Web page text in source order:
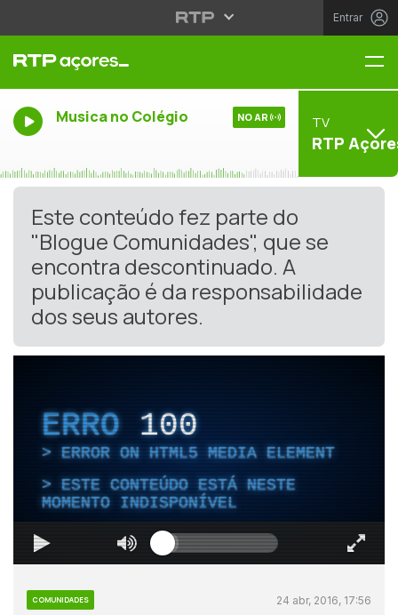
Entrar
Musica no Colégio NO AR TV
RTP
Este conteúdo fez parte do
"Blogue Comunidades", que se
encontra descontinuado. A
publicação é da responsabilidade
dos seus autores.
ERRO 100
ERROR ON HTML5 MEDIA ELEMENT
ESTE CONTEÚDO ESTÁ NESTE
MOMENTO INDISPONÍVEL
COMUNIDADES 24 abr, 2016, 17:56